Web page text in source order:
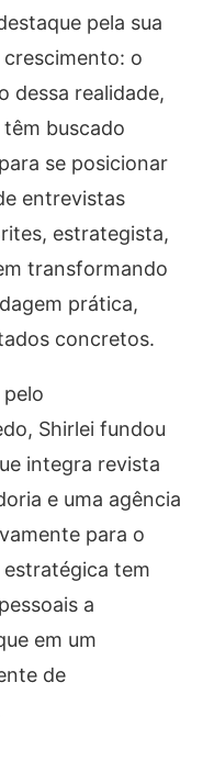
pela sua
o
dessa realidade,
têm buscado
se posicionar
entrevistas
estrategista,
transformando
prática,
concretos.
Shirlei fundou
integra revista
e uma agência
para o
tem
a
em um
de